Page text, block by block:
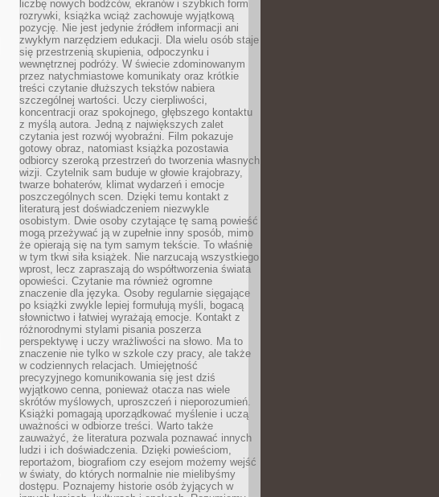
liczbę nowych bodźców, ekranów i szybkich form
rozrywki, książka wciąż zachowuje wyjątkową
pozycję. Nie jest jedynie źródłem informacji ani
zwykłym narzędziem edukacji. Dla wielu osób staje
się przestrzenią skupienia, odpoczynku i
wewnętrznej podróży. W świecie zdominowanym
przez natychmiastowe komunikaty oraz krótkie
treści czytanie dłuższych tekstów nabiera
szczególnej wartości. Uczy cierpliwości,
koncentracji oraz spokojnego, głębszego kontaktu
z myślą autora. Jedną z największych zalet
czytania jest rozwój wyobraźni. Film pokazuje
gotowy obraz, natomiast książka pozostawia
odbiorcy szeroką przestrzeń do tworzenia własnych
wizji. Czytelnik sam buduje w głowie krajobrazy,
twarze bohaterów, klimat wydarzeń i emocje
poszczególnych scen. Dzięki temu kontakt z
literaturą jest doświadczeniem niezwykle
osobistym. Dwie osoby czytające tę samą powieść
mogą przeżywać ją w zupełnie inny sposób, mimo
że opierają się na tym samym tekście. To właśnie
w tym tkwi siła książek. Nie narzucają wszystkiego
wprost, lecz zapraszają do współtworzenia świata
opowieści. Czytanie ma również ogromne
znaczenie dla języka. Osoby regularnie sięgające
po książki zwykle lepiej formułują myśli, bogacą
słownictwo i łatwiej wyrażają emocje. Kontakt z
różnorodnymi stylami pisania poszerza
perspektywę i uczy wrażliwości na słowo. Ma to
znaczenie nie tylko w szkole czy pracy, ale także
w codziennych relacjach. Umiejętność
precyzyjnego komunikowania się jest dziś
wyjątkowo cenna, ponieważ otacza nas wiele
skrótów myślowych, uproszczeń i nieporozumień.
Książki pomagają uporządkować myślenie i uczą
uważności w odbiorze treści. Warto także
zauważyć, że literatura pozwala poznawać innych
ludzi i ich doświadczenia. Dzięki powieściom,
reportażom, biografiom czy esejom możemy wejść
w światy, do których normalnie nie mielibyśmy
dostępu. Poznajemy historie osób żyjących w